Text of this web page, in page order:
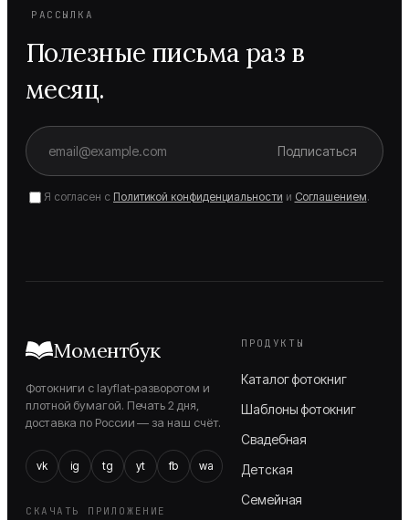
РАССЫЛКА
Полезные письма раз в
месяц.
Подписаться
Я согласен с Политикой конфиденциальности и Соглашением.
Моментбук
Фотокниги с layflat-разворотом и
плотной бумагой. Печать 2 дня,
доставка по России — за наш счёт.
vk ig tg yt fb wa
СКАЧАТЬ ПРИЛОЖЕНИЕ
ПРОДУКТЫ
Каталог фотокниг
Шаблоны фотокниг
Свадебная
Детская
Семейная